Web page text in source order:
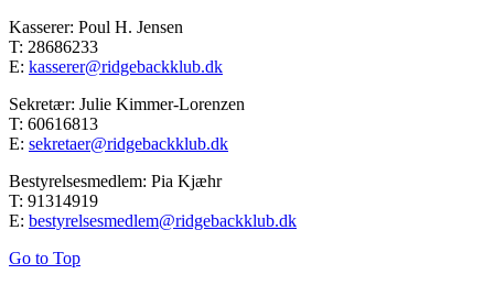
Kasserer: Poul H. Jensen
T: 28686233
E: kasserer@ridgebackklub.dk
Sekretær: Julie Kimmer-Lorenzen
T: 60616813
E: sekretaer@ridgebackklub.dk
Bestyrelsesmedlem: Pia Kjæhr
T: 91314919
E: bestyrelsesmedlem@ridgebackklub.dk
Go to Top